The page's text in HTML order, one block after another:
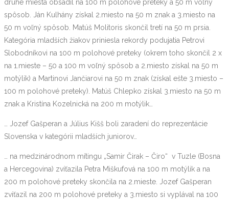
druhé miesta obsadil na 100 m polohové preteky a 50 m voľný
spôsob. Ján Kulhány získal 2.miesto na 50 m znak a 3.miesto na
50 m voľný spôsob. Matúš Molitoris skončil tretí na 50 m prsia.
Kategória mladších žiakov priniesla rekordy podujatia Petrovi
Slobodníkovi na 100 m polohové preteky (okrem toho skončil 2 x
na 1.mieste – 50 a 100 m voľný spôsob a 2.miesto získal na 50 m
motýlik) a Martinovi Jančiarovi na 50 m znak (získal ešte 3.miesto –
100 m polohové preteky). Matúš Chlepko získal 3.miesto na 50 m
znak a Kristína Kozelnická na 200 m motýlik…
… Jozef Gašperan a Július Kišš boli zaradení do reprezentácie
Slovenska v kategórii mladších juniorov…
… na medzinárodnom mítingu „Samir Čirak – Čiro“ v Tuzle (Bosna
a Hercegovina) zvíťazila Petra Miškufová na 100 m motýlik a na
200 m polohové preteky skončila na 2.mieste. Jozef Gašperan
zvíťazil na 200 m polohové preteky a 3.miesto si vyplával na 100